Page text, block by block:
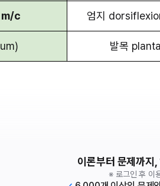
m/c 엄지
발목
이론부터 문제까
※ 로그인 후 이